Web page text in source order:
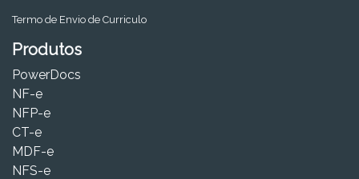
Termo de Envio de Curriculo
Produtos
PowerDocs
NF-e
NFP-e
CT-e
MDF-e
NFS-e